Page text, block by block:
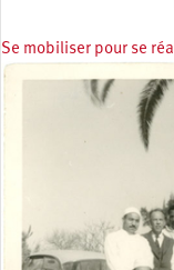
Se mobiliser pour se